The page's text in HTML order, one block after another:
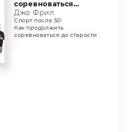
соревноваться
до старости
Джо Фрил
Спорт после 50:
Как продолжить
соревноваться до старости